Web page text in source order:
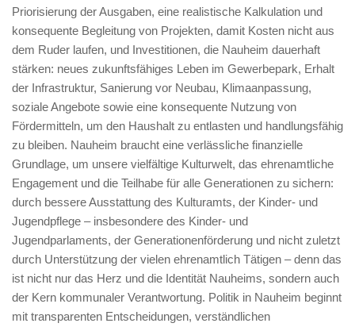
Priorisierung der Ausgaben, eine realistische Kalkulation und
konsequente Begleitung von Projekten, damit Kosten nicht aus
dem Ruder laufen, und Investitionen, die Nauheim dauerhaft
stärken: neues zukunftsfähiges Leben im Gewerbepark, Erhalt
der Infrastruktur, Sanierung vor Neubau, Klimaanpassung,
soziale Angebote sowie eine konsequente Nutzung von
Fördermitteln, um den Haushalt zu entlasten und handlungsfähig
zu bleiben. Nauheim braucht eine verlässliche finanzielle
Grundlage, um unsere vielfältige Kulturwelt, das ehrenamtliche
Engagement und die Teilhabe für alle Generationen zu sichern:
durch bessere Ausstattung des Kulturamts, der Kinder- und
Jugendpflege – insbesondere des Kinder- und
Jugendparlaments, der Generationenförderung und nicht zuletzt
durch Unterstützung der vielen ehrenamtlich Tätigen – denn das
ist nicht nur das Herz und die Identität Nauheims, sondern auch
der Kern kommunaler Verantwortung. Politik in Nauheim beginnt
mit transparenten Entscheidungen, verständlichen